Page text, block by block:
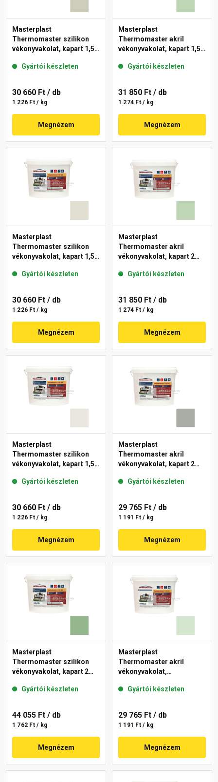
Masterplast
Thermomaster szilikon
vékonyvakolat, kapart 1,5
Gyártói készleten
30 660 Ft / db
1 226 Ft / kg
Megnézem
Masterplast
Thermomaster akril
vékonyvakolat, kapart 1,5
Gyártói készleten
31 850 Ft / db
1 274 Ft / kg
Megnézem
Masterplast
Thermomaster szilikon
vékonyvakolat, kapart 1,5
Gyártói készleten
30 660 Ft / db
1 226 Ft / kg
Megnézem
Masterplast
Thermomaster akril
vékonyvakolat, kapart 2
Gyártói készleten
31 850 Ft / db
1 274 Ft / kg
Megnézem
Masterplast
Thermomaster szilikon
vékonyvakolat, kapart 1,5
Gyártói készleten
30 660 Ft / db
1 226 Ft / kg
Megnézem
Masterplast
Thermomaster akril
vékonyvakolat, kapart 2
Gyártói készleten
29 765 Ft / db
1 191 Ft / kg
Megnézem
Masterplast
Thermomaster szilikon
vékonyvakolat, kapart 2
Gyártói készleten
44 055 Ft / db
1 762 Ft / kg
Megnézem
Masterplast
Thermomaster akril
vékonyvakolat,
41-E 25 kg
Gyártói készleten
29 765 Ft / db
1 191 Ft / kg
Megnézem